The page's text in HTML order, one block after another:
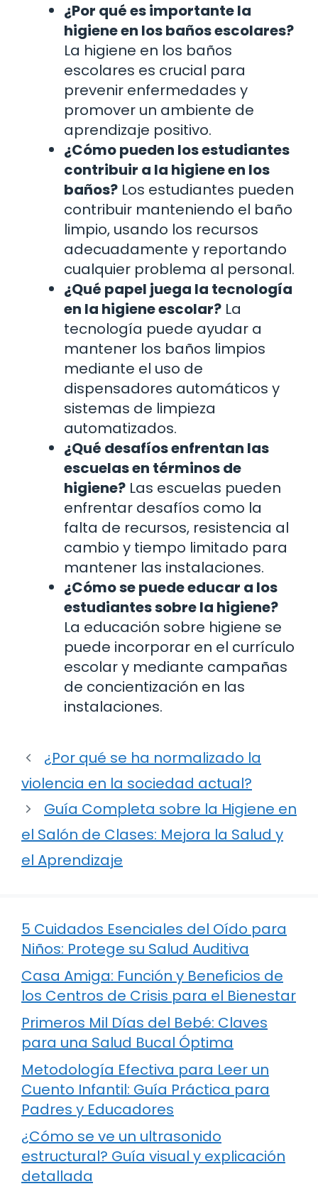
¿Por qué es importante la
higiene en los baños escolares?
La higiene en los baños
escolares es crucial para
prevenir enfermedades y
promover un ambiente de
aprendizaje positivo.
¿Cómo pueden los estudiantes
contribuir a la higiene en los
baños? Los estudiantes pueden
contribuir manteniendo el baño
limpio, usando los recursos
adecuadamente y reportando
cualquier problema al personal.
¿Qué papel juega la tecnología
en la higiene escolar? La
tecnología puede ayudar a
mantener los baños limpios
mediante el uso de
dispensadores automáticos y
sistemas de limpieza
automatizados.
¿Qué desafíos enfrentan las
escuelas en términos de
higiene? Las escuelas pueden
enfrentar desafíos como la
falta de recursos, resistencia al
cambio y tiempo limitado para
mantener las instalaciones.
¿Cómo se puede educar a los
estudiantes sobre la higiene?
La educación sobre higiene se
puede incorporar en el currículo
escolar y mediante campañas
de concientización en las
instalaciones.
¿Por qué se ha normalizado la
violencia en la sociedad actual?
Guía Completa sobre la Higiene en
el Salón de Clases: Mejora la Salud y
el Aprendizaje
5 Cuidados Esenciales del Oído para
Niños: Protege su Salud Auditiva
Casa Amiga: Función y Beneficios de
los Centros de Crisis para el Bienestar
Primeros Mil Días del Bebé: Claves
para una Salud Bucal Óptima
Metodología Efectiva para Leer un
Cuento Infantil: Guía Práctica para
Padres y Educadores
¿Cómo se ve un ultrasonido
estructural? Guía visual y explicación
detallada